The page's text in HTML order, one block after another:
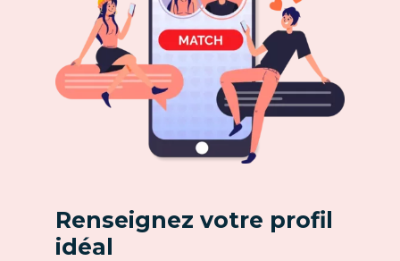
Renseignez votre profil
idéal